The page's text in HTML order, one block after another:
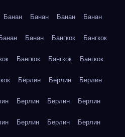
Банан Банан Банан Банан
Банан Банан Бангкок Бангкок
Бангкок Бангкок Бангкок
Берлин Берлин Берлин
Берлин Берлин Берлин
Берлин Берлин Берлин